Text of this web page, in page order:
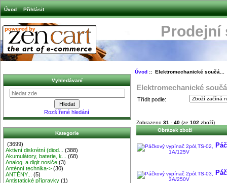
Úvod Přihlásit
Prodejní
Vyhledávaní
Rozšířené hledání
Kategorie
(3699)
Aktivní diskrétní (diod...
(388)
Akumulátory, baterie, k...
(68)
Analog. a digit.nosiče (3)
Anténní technika-> (30)
ANTÉNY...
(5)
Antistatické přípravky (1)
Úvod:: Elektromechanické součá...
Elektromechanické
Třídit podle:
Zobrazeno 31 - 40 (ze 102 zboží)
Obrázek zboží